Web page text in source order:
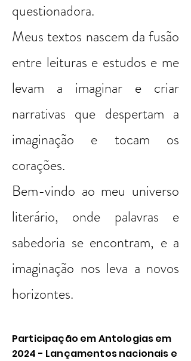
questionadora.
Meus textos nascem da fusão
entre leituras e estudos e me
levam a imaginar e criar
narrativas que despertam a
imaginação e tocam os
corações.
Bem-vindo ao meu universo
literário, onde palavras e
sabedoria se encontram, e a
imaginação nos leva a novos
horizontes.
Participação em Antologias em
2024 - Lançamentos nacionais e